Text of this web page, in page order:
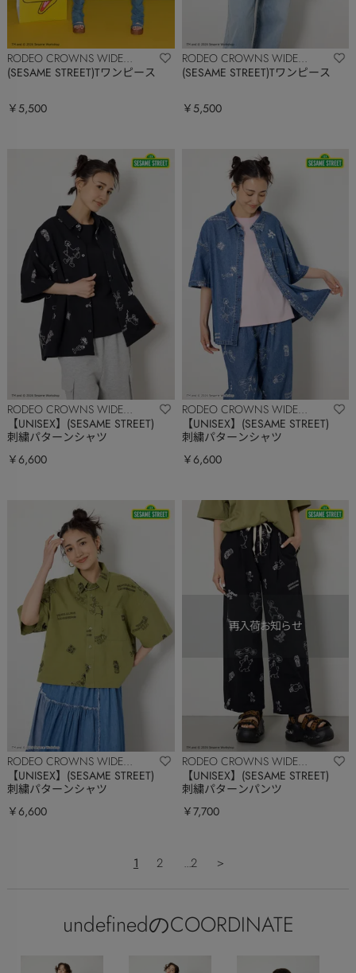
RODEO CROWNS WIDE
BOWL
(SESAME STREET)Tワンピース
￥5,500
RODEO CROWNS WIDE
BOWL
(SESAME STREET)Tワンピース
￥5,500
RODEO CROWNS WIDE
BOWL
【UNISEX】(SESAME STREET)
刺繍パターンシャツ
￥6,600
RODEO CROWNS WIDE
BOWL
【UNISEX】(SESAME STREET)
刺繍パターンシャツ
￥6,600
RODEO CROWNS WIDE
BOWL
【UNISEX】(SESAME STREET)
刺繍パターンシャツ
￥6,600
RODEO CROWNS WIDE
BOWL
【UNISEX】(SESAME STREET)
刺繍パターンパンツ
￥7,700
1 2 ...2 ＞
undefinedのCOORDINATE